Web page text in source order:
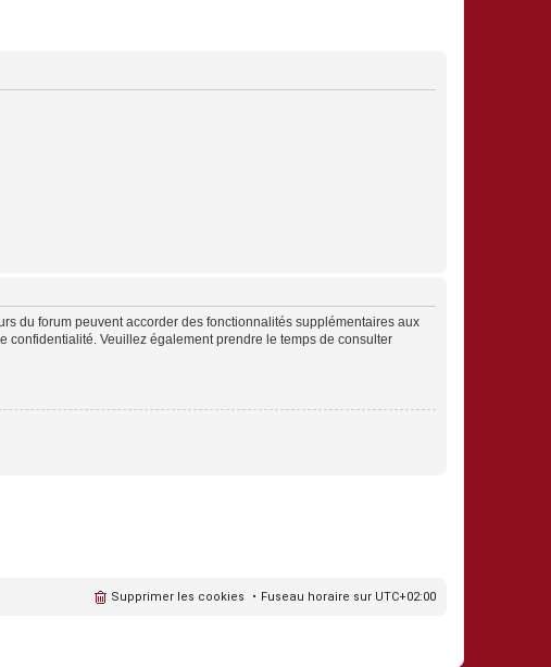
du forum peuvent accorder des fonctionnalités supplémentaires aux
confidentialité. Veuillez également prendre le temps de consulter
Fuseau horaire sur UTC+02:00
Supprimer les cookies